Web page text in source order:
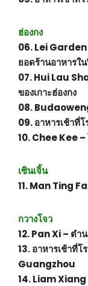
ฮ่องกง
06. Lei Garden
ยอดร้านอาหาร
07. Hui Lau
ของเกาะฮ่องกง
08.
09. อาหารเช้าที่
10. Chee Kee –
เซินเจิ้น
11. Man Ting
กวางโจว
12. Pan Xi – ตำ
13. อาหารเช้าที่
Guangzhou
14. Liam Xiang